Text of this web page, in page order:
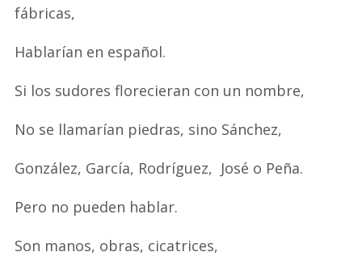
fábricas,
Hablarían en español.
Si los sudores florecieran con un nombre,
No se llamarían piedras, sino Sánchez,
González, García, Rodríguez, José o Peña.
Pero no pueden hablar.
Son manos, obras, cicatrices,